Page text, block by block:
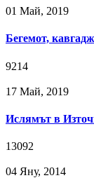
01 Май, 2019
Бегемот,
9214
17 Май, 2019
Ислямът в
13092
04 Яну, 2014